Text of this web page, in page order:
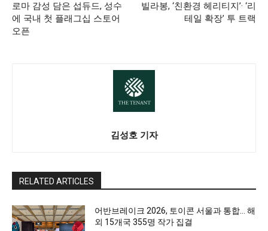
로마 감성 담은 섭듀드, 성수
에 국내 첫 플래그십 스토어
오픈
빌라봉, ‘친환경 헤리티지’· ‘리
테일 확장’ 투 트랙
김성호 기자
RELATED ARTICLES
어반브레이크 2026, 토이콘 서울과 통합… 해
외 15개국 355명 작가 집결